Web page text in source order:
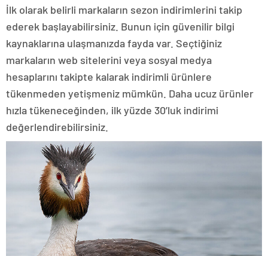
İlk olarak belirli markaların sezon indirimlerini takip
ederek başlayabilirsiniz. Bunun için güvenilir bilgi
kaynaklarına ulaşmanızda fayda var. Seçtiğiniz
markaların web sitelerini veya sosyal medya
hesaplarını takipte kalarak indirimli ürünlere
tükenmeden yetişmeniz mümkün. Daha ucuz ürünler
hızla tükeneceğinden, ilk yüzde 30’luk indirimi
değerlendirebilirsiniz.